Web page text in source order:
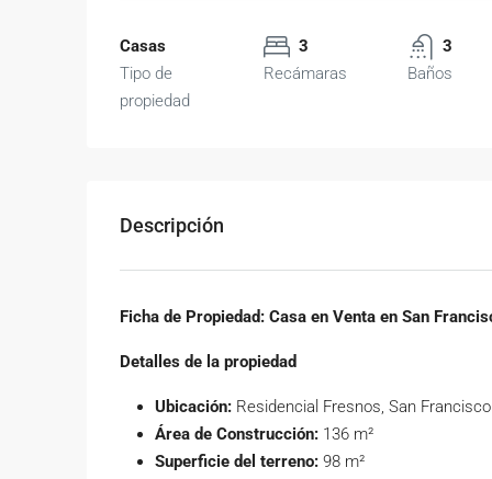
Casas
Tipo de
propiedad
3
Recámaras
3
Baños
Descripción
Ficha de Propiedad: Casa en Venta en San
Detalles de la propiedad
Ubicación: Residencial Fresnos, San
Área de Construcción: 136 m²
Superficie del terreno: 98 m²